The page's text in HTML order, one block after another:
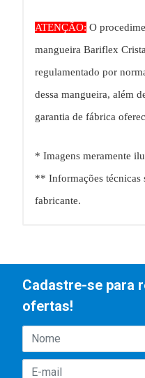
ATENÇÃO: O
mangueira Bariflex
regulamentado por
dessa mangueira, além
garantia de fábrica
* Imagens meramente
** Informações técnicas
fabricante.
Cadastre-se para
ofertas!